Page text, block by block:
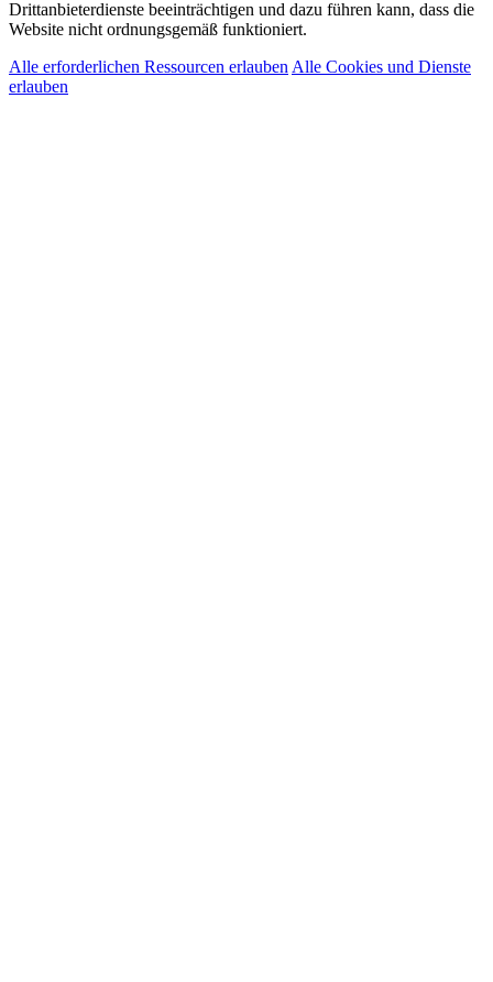
Drittanbieterdienste beeinträchtigen und dazu führen kann, dass die
Website nicht ordnungsgemäß funktioniert.
Alle erforderlichen Ressourcen erlauben Alle Cookies und Dienste
erlauben